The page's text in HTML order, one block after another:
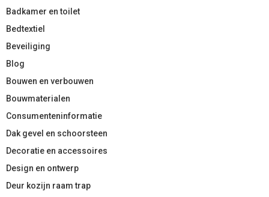
Badkamer en toilet
Bedtextiel
Beveiliging
Blog
Bouwen en verbouwen
Bouwmaterialen
Consumenteninformatie
Dak gevel en schoorsteen
Decoratie en accessoires
Design en ontwerp
Deur kozijn raam trap